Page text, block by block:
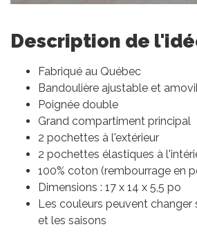
Description de
Fabriqué au Québec
Bandoulière ajustable et
Poignée double
Grand compartiment principal
2 pochettes à l'extérieur
2 pochettes élastiques à
100% coton (rembourrage en
Dimensions : 17 x 14 x 5,5 po
Les couleurs peuvent
et les saisons